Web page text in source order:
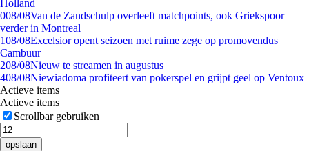
Holland
008/08Van de Zandschulp overleeft matchpoints, ook Griekspoor
verder in Montreal
108/08Excelsior opent seizoen met ruime zege op promovendus
Cambuur
208/08Nieuw te streamen in augustus
408/08Niewiadoma profiteert van pokerspel en grijpt geel op Ventoux
Actieve items
Actieve items
Scrollbar gebruiken
opslaan